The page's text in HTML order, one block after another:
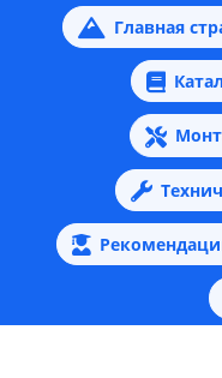
Главная